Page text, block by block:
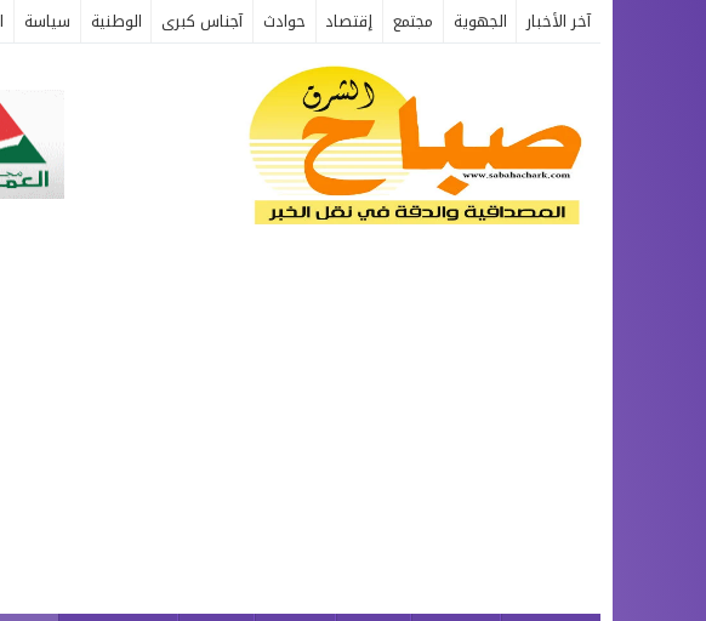
آخر الأخبار الجهوية مجتمع إقتصاد حوادث آجناس كبرى الوطنية سياسة